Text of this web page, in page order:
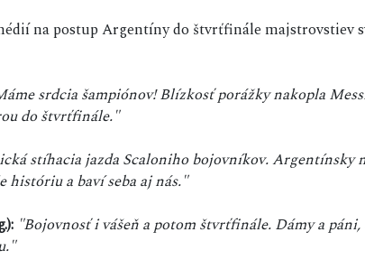
na postup Argentíny do štvrťfinále majstrovstiev
srdcia šampiónov! Blízkosť porážky nakopla
do štvrťfinále."
stíhacia jazda Scaloniho bojovníkov. Argentínsky
históriu a baví seba aj nás."
"Bojovnosť i vášeň a potom štvrťfinále. Dámy a